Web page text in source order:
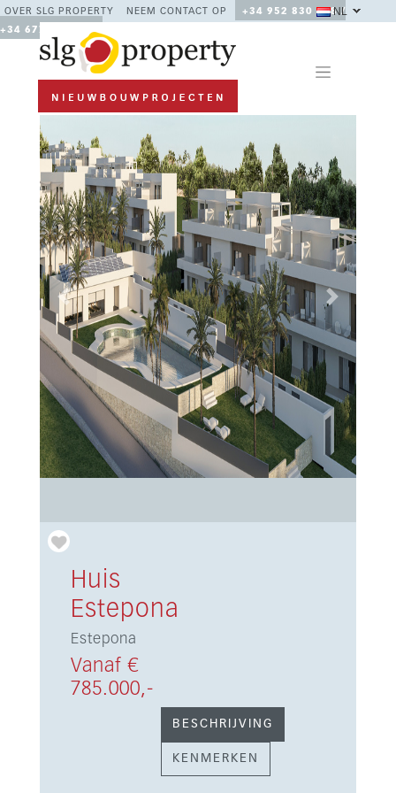
OVER SLG PROPERTY NEEM CONTACT OP
+34 952 830 378 /
+34 677 670 480
NL
Previous Next
Huis
Estepona
Estepona
Vanaf €
785.000,-
BESCHRIJVING
KENMERKEN